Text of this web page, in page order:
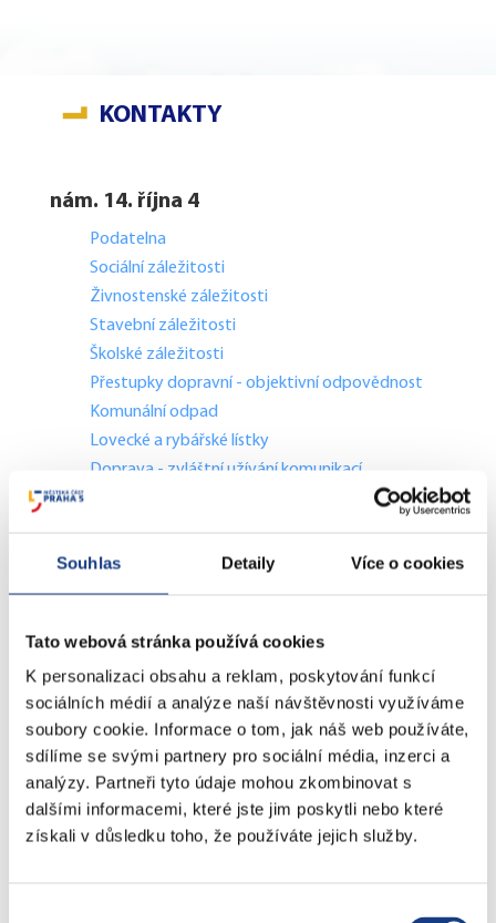
Souhlas Detaily Více o cookies
Tato webová stránka používá cookies
K personalizaci obsahu a reklam, poskytování funkcí
sociálních médií a analýze naší návštěvnosti využíváme
soubory cookie. Informace o tom, jak náš web používáte,
sdílíme se svými partnery pro sociální média, inzerci a
analýzy. Partneři tyto údaje mohou zkombinovat s
dalšími informacemi, které jste jim poskytli nebo které
získali v důsledku toho, že používáte jejich služby.
KONTAKTY
nám. 14. října 4
Podatelna
Sociální záležitosti
Živnostenské záležitosti
Stavební záležitosti
Školské záležitosti
Přestupky dopravní - objektivní odpovědnost
Komunální odpad
Lovecké a rybářské lístky
Doprava - zvláštní užívání komunikací
Přestupky dopravní - správní řízení
Vedení MČ
Osobní doklady
Czech POINT
Matriční záležitosti
Poplatky
Přestupky obecné